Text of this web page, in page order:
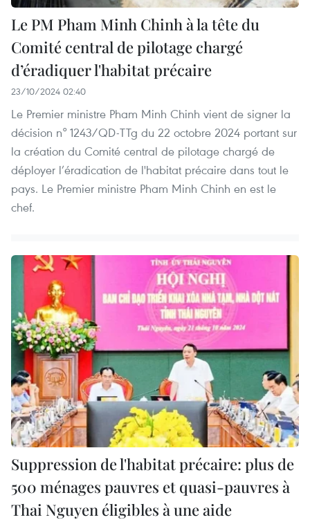
Le PM Pham Minh Chinh à la tête du
Comité central de pilotage chargé
d’éradiquer l'habitat précaire
23/10/2024 02:40
Le Premier ministre Pham Minh Chinh vient de signer la
décision n° 1243/QD-TTg du 22 octobre 2024 portant sur
la création du Comité central de pilotage chargé de
déployer l’éradication de l'habitat précaire dans tout le
pays. Le Premier ministre Pham Minh Chinh en est le
chef.
Suppression de l'habitat précaire: plus de
500 ménages pauvres et quasi-pauvres à
Thai Nguyen éligibles à une aide